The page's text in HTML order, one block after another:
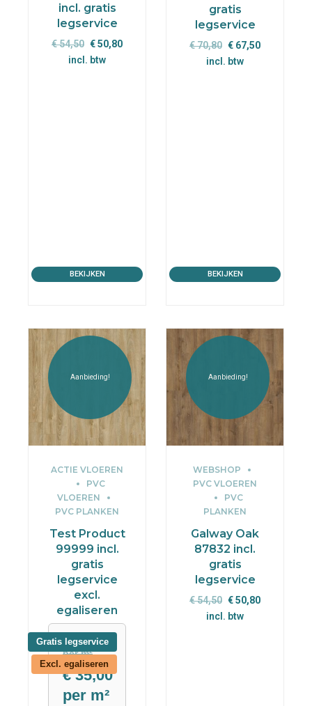
incl. gratis
legservice
€54,50 Oorspronkelijke
prijs
€50,80Huidige
incl. btw
BEKIJKEN
gratis
legservice
€70,80 Oorspronkelijke
prijs
€ 67,50Huidige
incl. btw
BEKIJKEN
Aanbieding!
ACTIE VLOEREN
PVC
VLOEREN
PVC PLANKEN
Test Product
99999 incl.
gratis
legservice
excl.
egaliseren
€42,55
per m²
€35,00
per m²
Gratis legservice
Excl. egaliseren
Aanbieding!
WEBSHOP
PVC VLOEREN
PVC
PLANKEN
Galway Oak
87832 incl.
gratis
legservice
€54,50 Oorspronkelijke
prijs
€50,80Huidige
incl. btw